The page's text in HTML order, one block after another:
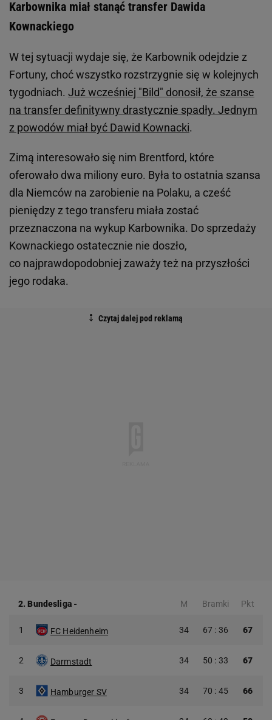
Karbownika miał stanąć transfer Dawida
Kownackiego
W tej sytuacji wydaje się, że Karbownik odejdzie z
Fortuny, choć wszystko rozstrzygnie się w kolejnych
tygodniach. Już wcześniej "Bild" donosił, że szanse
na transfer definitywny drastycznie spadły. Jednym
z powodów miał być Dawid Kownacki.
Zimą interesowało się nim Brentford, które
oferowało dwa miliony euro. Była to ostatnia szansa
dla Niemców na zarobienie na Polaku, a cześć
pieniędzy z tego transferu miała zostać
przeznaczona na wykup Karbownika. Do sprzedaży
Kownackiego ostatecznie nie doszło,
co najprawdopodobniej zaważy też na przyszłości
jego rodaka.
2. Bundesliga- M Bramki Pkt
1 FC Heidenheim 34 67 : 36 67
2 Darmstadt 34 50 : 33 67
3 Hamburger SV 34 70 : 45 66